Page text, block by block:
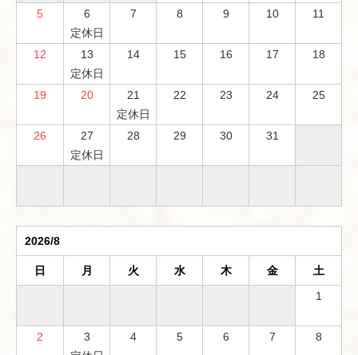
5
6
定休日
7 8 9 10 11
12
13
定休日
14 15 16 17 18
19 20
21
定休日
22 23 24 25
26
27
定休日
28 29 30 31
2026/8
日 月 火 水 木 金
土
1
2
3
4 5 6 7 8